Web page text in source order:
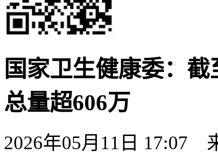
国家卫生健康委：
总量超606万
2026年05月11日 17:07